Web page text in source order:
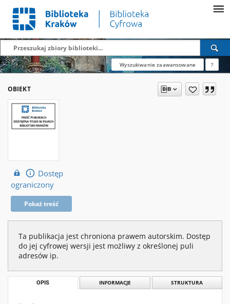
Wyszukiwanie zaawansowane ?
OBIEKT
Dostęp
ograniczony
Pokaż treść
Ta publikacja jest chroniona prawem autorskim. Dostęp
do jej cyfrowej wersji jest możliwy z określonej puli
adresów ip.
OPIS INFORMACJE STRUKTURA